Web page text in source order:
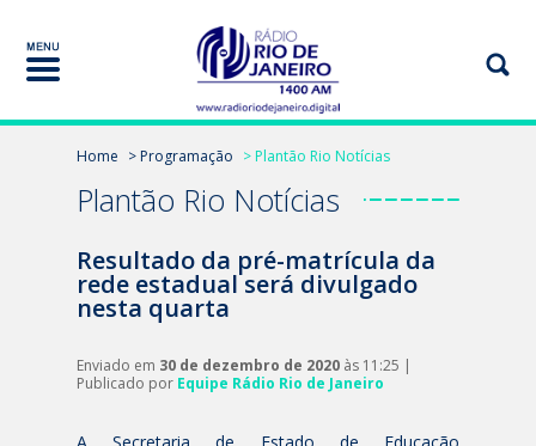
Home > Programação > Plantão Rio Notícias
Plantão Rio Notícias
Resultado da pré-matrícula da
rede estadual será divulgado
nesta quarta
Enviado em 30 de dezembro de 2020 às 11:25 |
Publicado por Equipe Rádio Rio de Janeiro